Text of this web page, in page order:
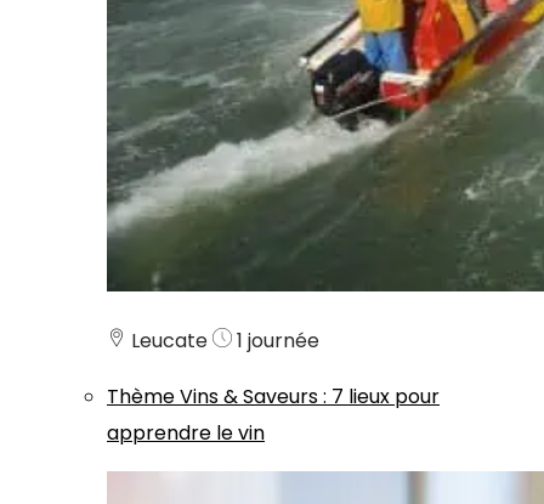
Leucate
1 journée
ThèmeVins & Saveurs: 7 lieux pour
apprendre le vin